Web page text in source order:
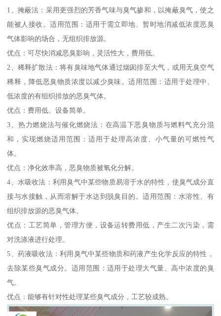
1、掩蔽法：采用更强烈的芳香气味与臭气掺和，以掩蔽臭气，使之
能被人接收。适用范围：适用于需立即地、暂时地消减低浓度恶臭
气体影响的场合，无组织排放源。
优点：可尽快消减恶臭影响，灵活性大，费用低。
2、稀释扩散法：将有臭味地气体通过烟囱排至大气，或用无臭空气
稀释，降低恶臭物质浓度以减少臭味。适用范围：适用于处理中、
低浓度的有组织排放的恶臭气体。
优点：费用低、设备简单。
3、热力燃烧法与催化燃烧法：在高温下恶臭物质与燃料气充分混
和，实现燃烧适用范围：适用于处理高浓度、小气量的可燃性气
体。
优点：净化效率高，恶臭物质被氧化分解。
4、水吸收法：利用臭气中某些物质易溶于水的特性，使臭气成分直
接与水接触，从而溶解于水达到脱臭目的。适用范围：水溶性、有
组织排放源的恶臭气体。
优点：工艺简单，管理方便，设备运转费用低，产生二次污染，需
对洗涤液进行处理。
5、药液吸收法：利用臭气中某些物质和药液产生化学反应的特性，
去除某些臭气成分。适用范围：适用于处理大气量、高中浓度的臭
气。
优点：能够有针对性处理某些臭气成分，工艺较成熟。